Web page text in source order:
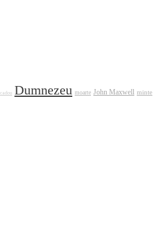
cadou Dumnezeu moarte John Maxwell minte